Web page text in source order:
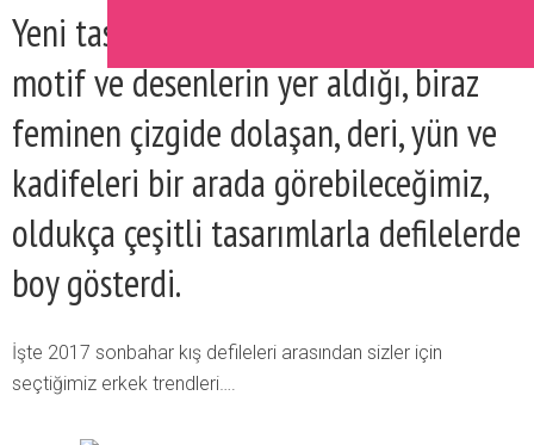
Yeni tasarımlar, şık olmakla birlikte,
motif ve desenlerin yer aldığı, biraz
feminen çizgide dolaşan, deri, yün ve
kadifeleri bir arada görebileceğimiz,
oldukça çeşitli tasarımlarla defilelerde
boy gösterdi.
İşte 2017 sonbahar kış defileleri arasından sizler için
seçtiğimiz erkek trendleri….